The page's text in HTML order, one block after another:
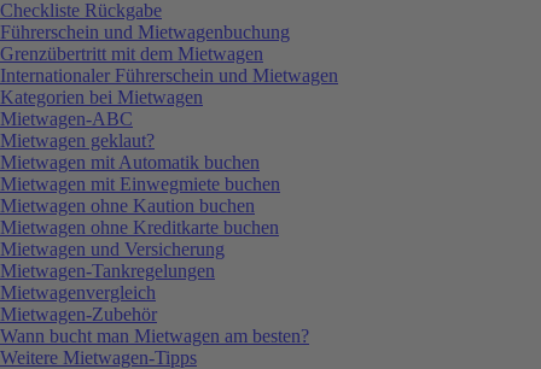
Checkliste Rückgabe
Führerschein und Mietwagenbuchung
Grenzübertritt mit dem Mietwagen
Internationaler Führerschein und Mietwagen
Kategorien bei Mietwagen
Mietwagen-ABC
Mietwagen geklaut?
Mietwagen mit Automatik buchen
Mietwagen mit Einwegmiete buchen
Mietwagen ohne Kaution buchen
Mietwagen ohne Kreditkarte buchen
Mietwagen und Versicherung
Mietwagen-Tankregelungen
Mietwagenvergleich
Mietwagen-Zubehör
Wann bucht man Mietwagen am besten?
Weitere Mietwagen-Tipps